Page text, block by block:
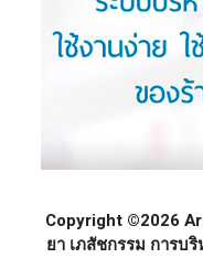
Copyright ©2026
ยา เภสัชกรรม การบ